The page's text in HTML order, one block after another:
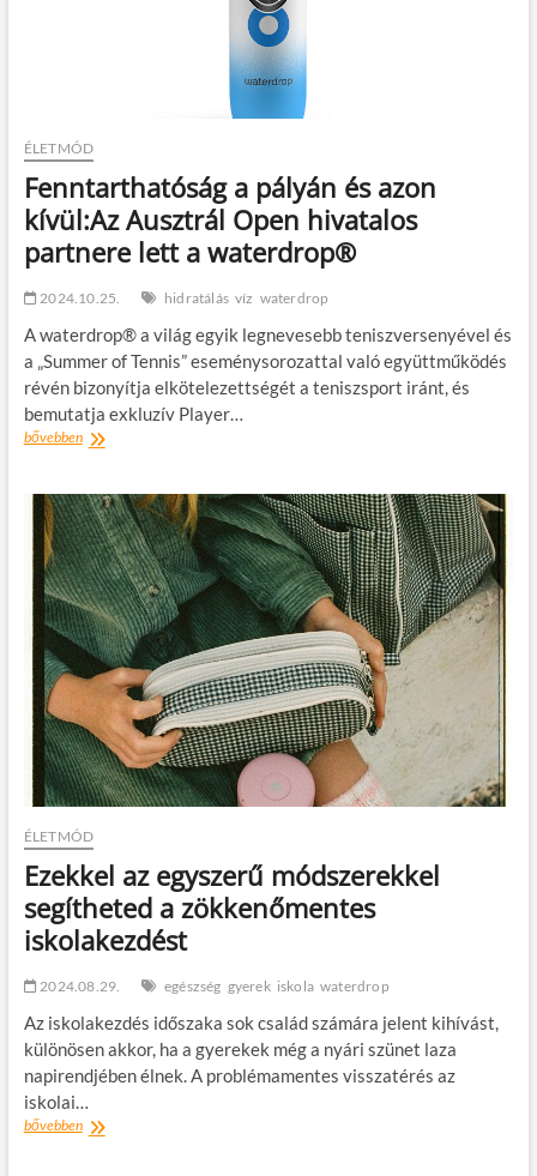
ÉLETMÓD
Fenntarthatóság a pályán és azon
kívül:Az Ausztrál Open hivatalos
partnere lett a waterdrop®
2024.10.25. hidratálás víz waterdrop
A waterdrop® a világ egyik legnevesebb teniszversenyével és
a „Summer of Tennis” eseménysorozattal való együttműködés
révén bizonyítja elkötelezettségét a teniszsport iránt, és
bemutatja exkluzív Player…
bővebbenFenntarthatóság
és
azon
kívül:Az
Ausztrál
Open
hivatalos
partnere
lett
a
waterdrop®
ÉLETMÓD
Ezekkel az egyszerű módszerekkel
segítheted a zökkenőmentes
iskolakezdést
2024.08.29. egészség gyerek iskola waterdrop
Az iskolakezdés időszaka sok család számára jelent kihívást,
különösen akkor, ha a gyerekek még a nyári szünet laza
napirendjében élnek. A problémamentes visszatérés az
iskolai…
bővebbenEzekkel